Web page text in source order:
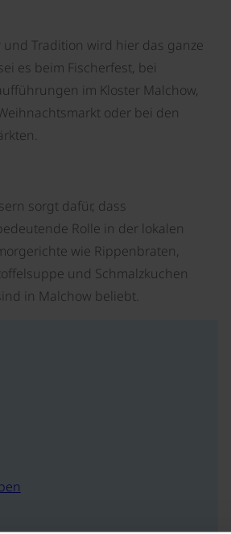
Tradition wird hier das ganze
es beim Fischerfest, bei
im Kloster Malchow,
oder bei den
sorgt dafür, dass
Rolle in der lokalen
wie Rippenbraten,
und Schmalzkuchen
in Malchow beliebt.